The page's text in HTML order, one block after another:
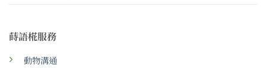
蒔語椛服務
動物溝通